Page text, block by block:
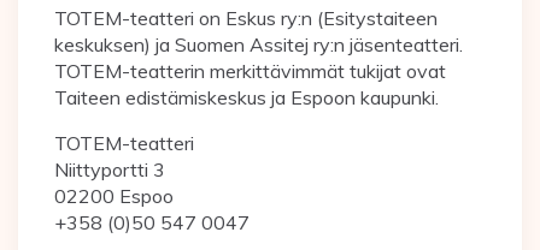
TOTEM-teatteri on Eskus ry:n (Esitystaiteen
keskuksen) ja Suomen Assitej ry:n jäsenteatteri.
TOTEM-teatterin merkittävimmät tukijat ovat
Taiteen edistämiskeskus ja Espoon kaupunki.
TOTEM-teatteri
Niittyportti 3
02200 Espoo
+358 (0)50 547 0047